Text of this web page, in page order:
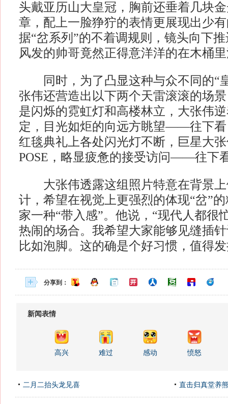
头戴亚历山大皇冠，胸前还垂着几块
章，配上一脸狰狞的表情更展现出少
据“岔系列”的不着调规则，镜头向下
风发的帅哥竟然正得意洋洋的在木桶
同时，为了凸显这种与众不同的“
张伟还营造出以下两个天雷滚滚的场
是闪烁的霓虹灯和高楼林立，大张伟
定，目光如炬的向远方眺望——往下看
红毯典礼上各处闪光灯不断，巨星大
POSE，略显疲惫的接受访问——往下
大张伟透露这组照片特意在背景上
计，希望在视觉上更强烈的体现“岔”
家一种“带入感”。他说，“现代人都很
热闹的场合。我希望大家能够见缝插
比如泡脚。这的确是个好习惯，值得
分享到：
新闻表情
高兴 难过 感动 愤怒
二月二抬头龙见喜 直击归真堂养